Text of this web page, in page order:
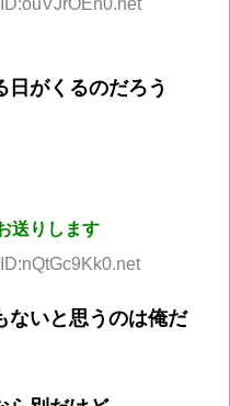
日がくるのだろう
送りします
ないと思うのは俺だ